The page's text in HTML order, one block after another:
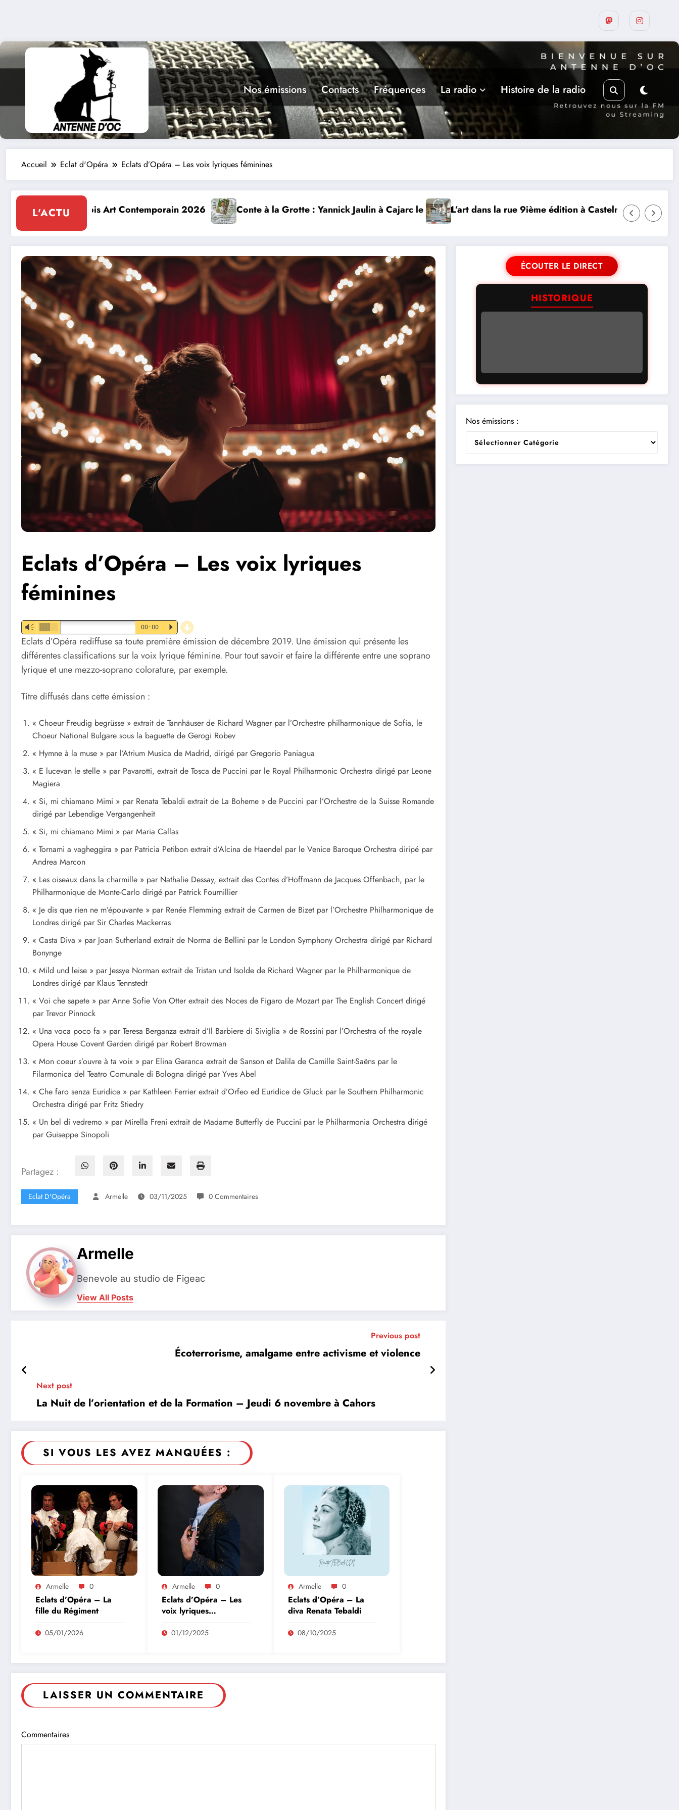
Nos émissions Contacts Fréquences La radio Histoire de la radio
Accueil Eclat d'Opéra Eclats d’Opéra – Les voix lyriques féminines
L'ACTU
2026 Conte à la Grotte : Yannick Jaulin à Cajarc le 5 aoûtL’art dans la rue 9ième édition à Castelnau-MontratierMERCREDI 12 AOUT, ECLIPSE
Eclats d’Opéra – Les voix lyriques
féminines
Vm 00:00 P d
Eclats d’Opéra rediffuse sa toute première émission de décembre 2019. Une émission qui présente les
différentes classifications sur la voix lyrique féminine. Pour tout savoir et faire la différente entre une soprano
lyrique et une mezzo-soprano colorature, par exemple.
Titre diffusés dans cette émission :
« Choeur Freudig begrüsse » extrait de Tannhäuser de Richard Wagner par l’Orchestre philharmonique de Sofia, le
Choeur National Bulgare sous la baguette de Gerogi Robev
« Hymne à la muse » par l’Atrium Musica de Madrid, dirigé par Gregorio Paniagua
« E lucevan le stelle » par Pavarotti, extrait de Tosca de Puccini par le Royal Philharmonic Orchestra dirigé par Leone
Magiera
« Si, mi chiamano Mimi » par Renata Tebaldi extrait de La Boheme » de Puccini par l’Orchestre de la Suisse Romande
dirigé par Lebendige Vergangenheit
« Si, mi chiamano Mimi » par Maria Callas
« Tornami a vagheggira » par Patricia Petibon extrait d’Alcina de Haendel par le Venice Baroque Orchestra diripé par
Andrea Marcon
« Les oiseaux dans la charmille » par Nathalie Dessay, extrait des Contes d’Hoffmann de Jacques Offenbach, par le
Philharmonique de Monte-Carlo dirigé par Patrick Fournillier
« Je dis que rien ne m’épouvante » par Renée Flemming extrait de Carmen de Bizet par l’Orchestre Philharmonique de
Londres dirigé par Sir Charles Mackerras
« Casta Diva » par Joan Sutherland extrait de Norma de Bellini par le London Symphony Orchestra dirigé par Richard
Bonynge
« Mild und leise » par Jessye Norman extrait de Tristan und Isolde de Richard Wagner par le Philharmonique de
Londres dirigé par Klaus Tennstedt
« Voi che sapete » par Anne Sofie Von Otter extrait des Noces de Figaro de Mozart par The English Concert dirigé
par Trevor Pinnock
« Una voca poco fa » par Teresa Berganza extrait d’Il Barbiere di Siviglia » de Rossini par l’Orchestra of the royale
Opera House Covent Garden dirigé par Robert Browman
« Mon coeur s’ouvre à ta voix » par Elina Garanca extrait de Sanson et Dalila de Camille Saint-Saëns par le
Filarmonica del Teatro Comunale di Bologna dirigé par Yves Abel
« Che faro senza Euridice » par Kathleen Ferrier extrait d’Orfeo ed Euridice de Gluck par le Southern Philharmonic
Orchestra dirigé par Fritz Stiedry
« Un bel di vedremo » par Mirella Freni extrait de Madame Butterfly de Puccini par le Philharmonia Orchestra dirigé
par Guiseppe Sinopoli
Partagez :
Eclat D'Opéra Armelle 03/11/2025 0 Commentaires
Armelle
Benevole au studio de Figeac
View All Posts
Previous post
Écoterrorisme, amalgame entre activisme et violence
Next post
La Nuit de l’orientation et de la Formation – Jeudi 6 novembre à Cahors
SI VOUS LES AVEZ MANQUÉES :
Armelle 0
Eclats d’Opéra – La
fille du Régiment
05/01/2026
Armelle 0
Eclats d’Opéra – Les
voix lyriques
masculines
01/12/2025
Armelle 0
Eclats d’Opéra – La
diva Renata Tebaldi
08/10/2025
LAISSER UN COMMENTAIRE
Commentaires
ÉCOUTER LE DIRECT
HISTORIQUE
Nos émissions :